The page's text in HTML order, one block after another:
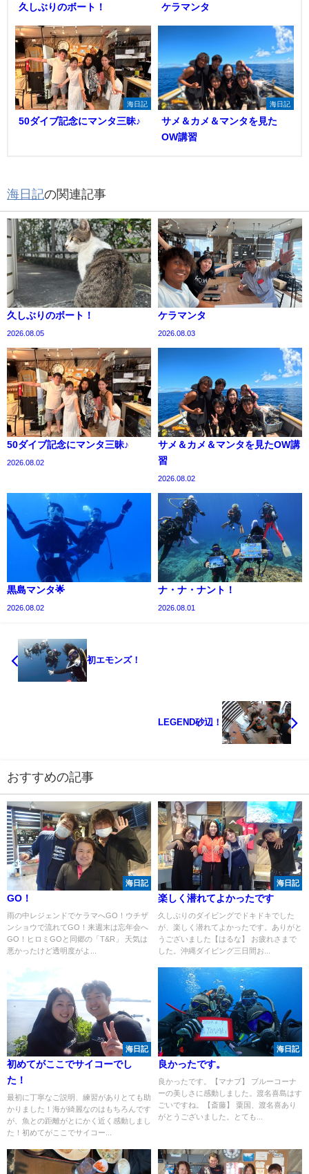
久しぶりのボート！ ケラマンタ
海日記
50ダイブ記念にマンタ三昧♪
海日記
サメ＆カメ＆マンタを見た
OW講習
海日記の関連記事
久しぶりのボート！
2026.08.05
ケラマンタ
2026.08.03
50ダイブ記念にマンタ三昧♪
2026.08.02
サメ＆カメ＆マンタを見たOW講
習
2026.08.02
黒島マンタ🌟
2026.08.02
ナ・ナ・ナント！
2026.08.01
初エモンズ！
LEGEND砂辺！
おすすめの記事
海日記
GO！
雨の中レジェンドでケラマへGO！ウチザ
ンショウで流れてGO！来週末は忘年会へ
GO！ヒロミGOと同郷の「T&R」 天気は
悪かったけど透明度がよ...
海日記
楽しく潜れてよかったです
久しぶりのダイビングでドキドキでした
が、楽しく潜れてよかったです。ありがと
うございました【はるな】 お疲れさまで
した。沖縄ダイビング三日間お...
海日記
初めてがここでサイコーでし
た！
最初に丁寧なご説明、練習がありとても助
かりました！海が綺麗なのはもちろんです
が、魚との距離がとにかく近く感動しまし
た！初めてがここでサイコー...
海日記
良かったです。
良かったです。【マナブ】 ブルーコーナ
ーの美しさに感動しました。渡名喜島はす
ごいですね。【斎藤】 粟国、渡名喜あり
がとうございました。とても...